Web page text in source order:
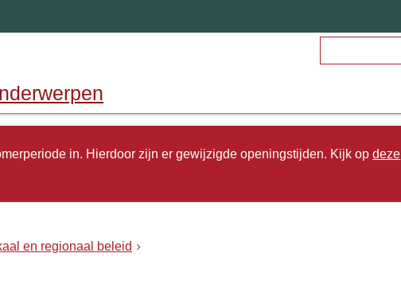
in. Hierdoor zijn er gewijzigde openingstijden. Kijk opdeze
en regionaal beleid